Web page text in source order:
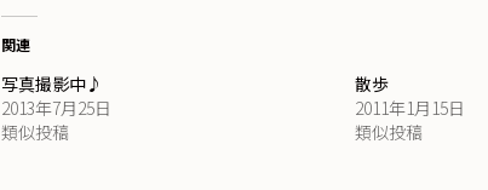
関連
写真撮影中♪
2013年7月25日
類似投稿
散歩
2011年1月15日
類似投稿